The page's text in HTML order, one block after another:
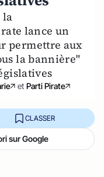
la
lance un
permettre aux
la bannière"
et Parti Pirate
CLASSER
sur Google